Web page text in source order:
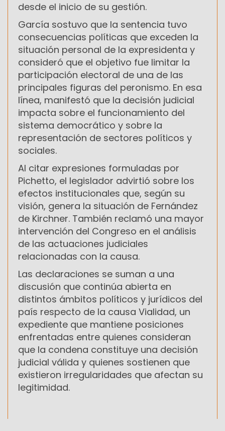
desde el inicio de su gestión.
García sostuvo que la sentencia tuvo
consecuencias políticas que exceden la
situación personal de la expresidenta y
consideró que el objetivo fue limitar la
participación electoral de una de las
principales figuras del peronismo. En esa
línea, manifestó que la decisión judicial
impacta sobre el funcionamiento del
sistema democrático y sobre la
representación de sectores políticos y
sociales.
Al citar expresiones formuladas por
Pichetto, el legislador advirtió sobre los
efectos institucionales que, según su
visión, genera la situación de Fernández
de Kirchner. También reclamó una mayor
intervención del Congreso en el análisis
de las actuaciones judiciales
relacionadas con la causa.
Las declaraciones se suman a una
discusión que continúa abierta en
distintos ámbitos políticos y jurídicos del
país respecto de la causa Vialidad, un
expediente que mantiene posiciones
enfrentadas entre quienes consideran
que la condena constituye una decisión
judicial válida y quienes sostienen que
existieron irregularidades que afectan su
legitimidad.